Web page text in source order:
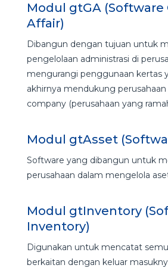
Modul gtGA (Software
Affair)
Dibangun dengan tujuan untuk
pengelolaan administrasi di
mengurangi penggunaan kertas
akhirnya mendukung
company (perusahaan yang
Modul gtAsset
Software yang dibangun untuk
perusahaan dalam mengelola
Modul gtInventory
Inventory)
Digunakan untuk mencatat
berkaitan dengan keluar